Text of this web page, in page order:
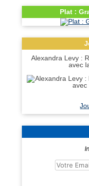
Plat :
Alexandra Levy :
avec